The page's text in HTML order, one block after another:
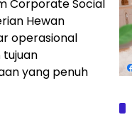
Corporate Social
Hewan
operasional
tujuan
yang penuh